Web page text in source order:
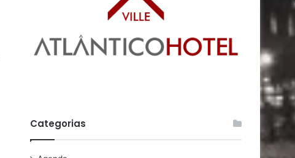
Categorias